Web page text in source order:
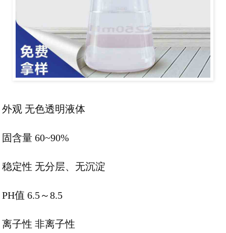
外观 无色透明液体
固含量 60~90%
稳定性 无分层、无沉淀
PH值 6.5～8.5
离子性 非离子性